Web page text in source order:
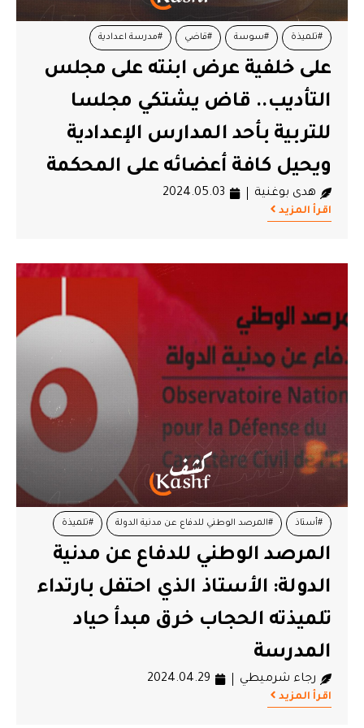
#تلميذة #سوسة #قاضي #مدرسة اعدادية
#نقابة التعليم الثانوي
على خلفية عرض ابنته على مجلس
التأديب.. قاض يشتكي مجلسا
للتربية بأحد المدارس الإعدادية
ويحيل كافة أعضائه على المحكمة
هدى بوغنية 2024.05.03
اقرأ المزيد
#أستاذ #المرصد الوطني للدفاع عن مدنية الدولة #تلميذة
#حجاب #حياد المدرسة
المرصد الوطني للدفاع عن مدنية
الدولة: الأستاذ الذي احتفل بارتداء
تلميذته الحجاب خرق مبدأ حياد
المدرسة
رجاء شرميطي 2024.04.29
اقرأ المزيد